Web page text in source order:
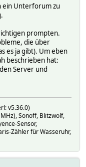
ein Unterforum zu
prompten.
die über
es ja gibt). Um eben
beschrieben hat:
Server und
v5.36.0)
Sonoff, Blitzwolf,
Sensor,
Zähler für Wasseruhr,